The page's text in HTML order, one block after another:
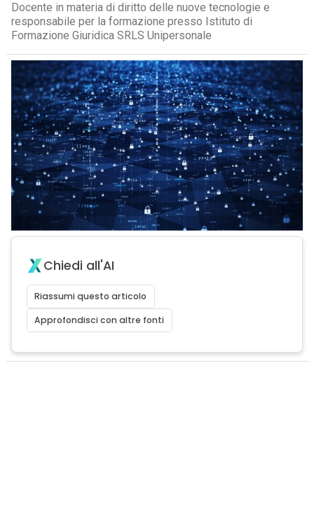
Docente in materia di diritto delle nuove tecnologie e
responsabile per la formazione presso Istituto di
Formazione Giuridica SRLS Unipersonale
Chiedi all'AI
Riassumi questo articolo
Approfondisci con altre fonti